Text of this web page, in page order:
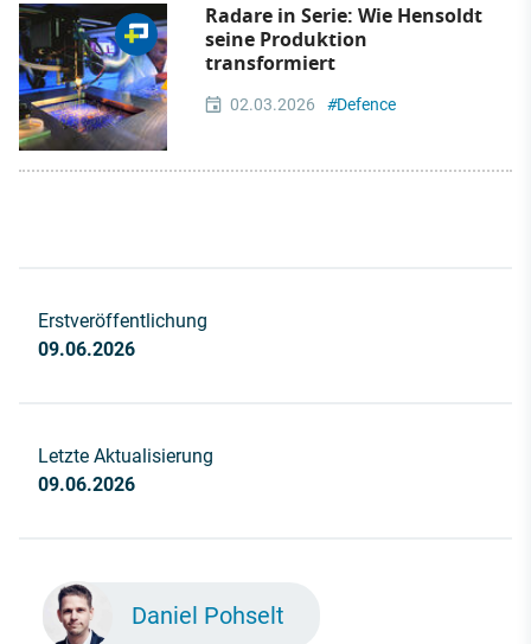
Radare in Serie: Wie Hensoldt
seine Produktion
transformiert
02.03.2026 #Defence
Erstveröffentlichung
09.06.2026
Letzte Aktualisierung
09.06.2026
Daniel Pohselt